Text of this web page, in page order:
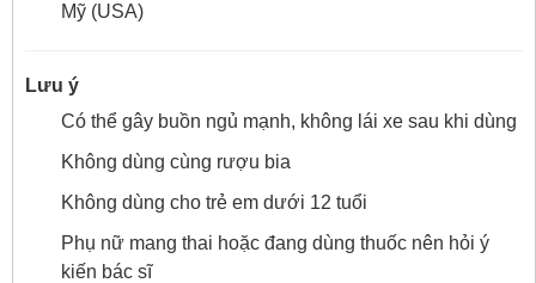
Mỹ (USA)
Lưu ý
Có thể gây buồn ngủ mạnh, không lái xe sau khi dùng
Không dùng cùng rượu bia
Không dùng cho trẻ em dưới 12 tuổi
Phụ nữ mang thai hoặc đang dùng thuốc nên hỏi ý
kiến bác sĩ